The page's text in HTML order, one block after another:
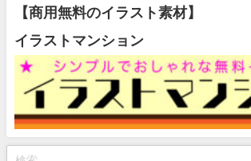
【商用無料のイラスト素材】
イラストマンション